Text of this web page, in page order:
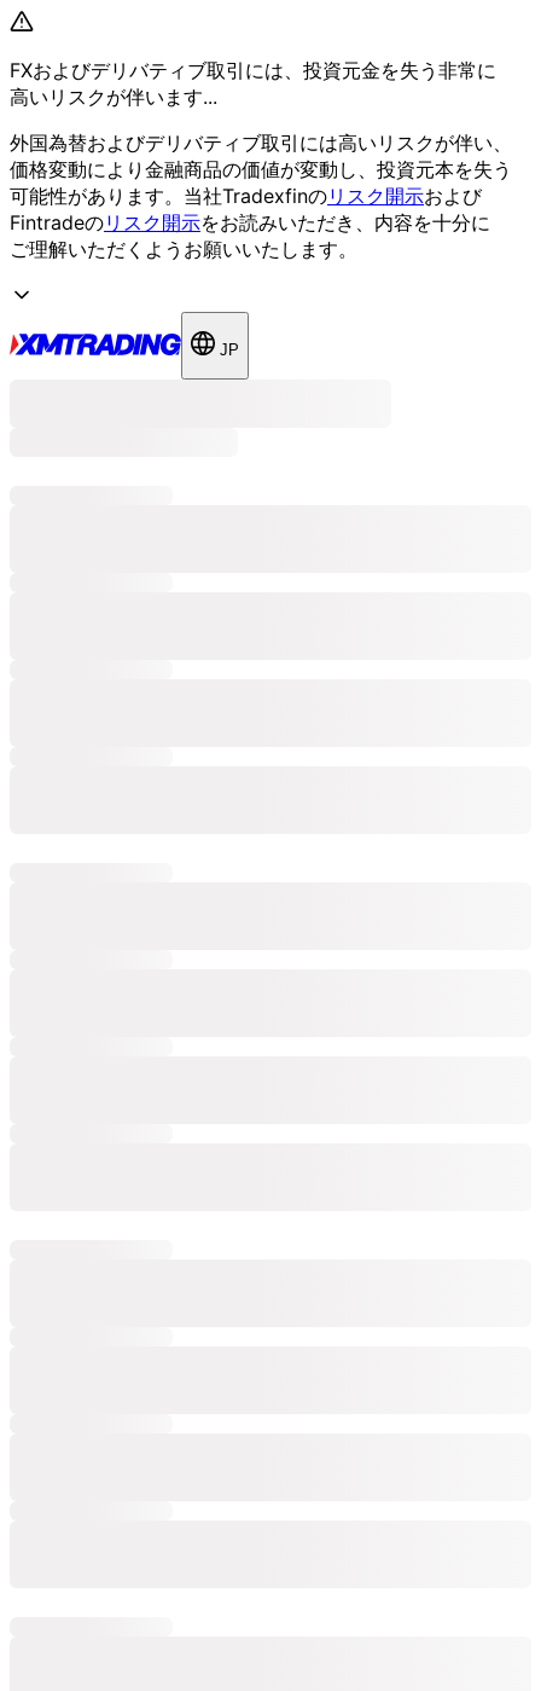
FXおよびデリバティブ取引には、 投資元金を失う 非常に
高いリスクが伴います...
外国為替およびデリバティブ取引には高いリスクが伴い、
価格変動により 金融商品の価値が変動し、 投資元本を失う
可能性があります。 当社Tradexfinのリスク開示および
Fintradeのリスク開示をお読みいただき、 内容を十分に
ご理解いただく よう お願いいたします。
JP